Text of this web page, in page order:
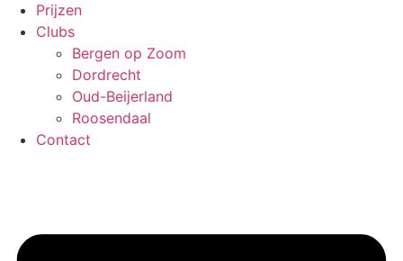
Prijzen
Clubs
Bergen op Zoom
Dordrecht
Oud-Beijerland
Roosendaal
Contact